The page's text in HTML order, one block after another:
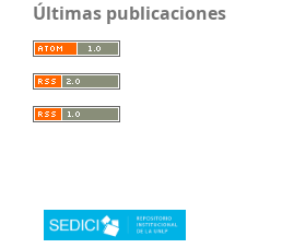
Últimas publicaciones